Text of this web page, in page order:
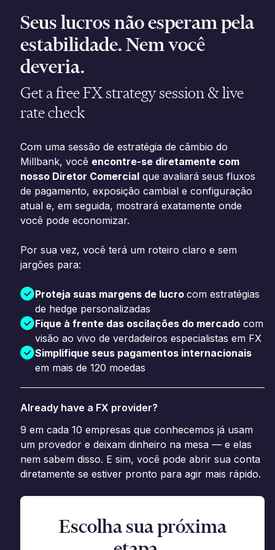
Seus lucros não esperam pela
estabilidade. Nem você
deveria.
Get a free FX strategy session & live
rate check
Com uma sessão de estratégia de câmbio do
Millbank, você encontre-se diretamente com
nosso Diretor Comercial que avaliará seus fluxos
de pagamento, exposição cambial e configuração
atual e, em seguida, mostrará exatamente onde
você pode economizar.
Por sua vez, você terá um roteiro claro e sem
jargões para:
Proteja suas margens de lucrocom estratégias
de hedge personalizadas
Fique à frente das oscilações do mercado com
visão ao vivo de verdadeiros especialistas em FX
Simplifique seus pagamentos internacionais
em mais de 120 moedas
Already have a FX provider?
9 em cada 10 empresas que conhecemos já usam
um provedor e deixam dinheiro na mesa — e elas
nem sabem disso. E sim, você pode abrir sua conta
diretamente se estiver pronto para agir mais rápido.
Escolha sua próxima